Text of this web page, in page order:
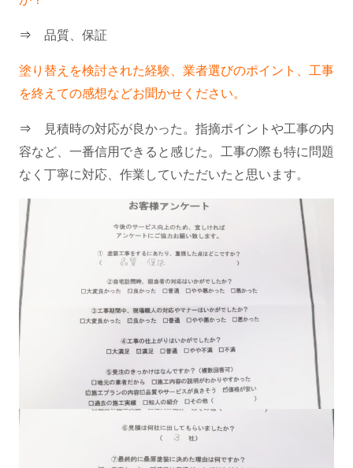
⇒ 品質、保証
塗り替えを検討された経験、業者選びのポイント、工事
を終えての感想などお聞かせください。
⇒ 見積時の対応が良かった。指摘ポイントや工事の内
容など、一番信用できると感じた。工事の際も特に問題
なく丁寧に対応、作業していただいたと思います。